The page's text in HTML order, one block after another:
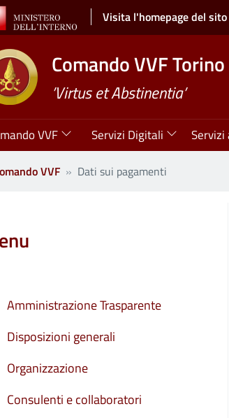
Visita l'homepage del
Comando VVF Torino
’Virtus et Abstinentia’
principale
VVF Servizi Digitali Servizi
VVF Dati sui pagamenti
Amministrazione Trasparente
Disposizioni generali
Organizzazione
Consulenti e collaboratori